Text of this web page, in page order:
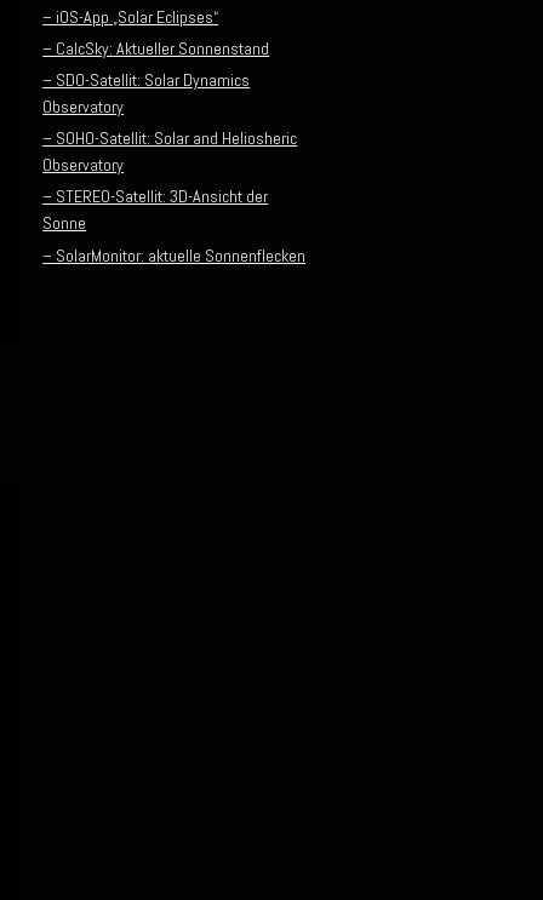
– iOS-App „Solar Eclipses“
– CalcSky: Aktueller Sonnenstand
– SDO-Satellit: Solar Dynamics
Observatory
– SOHO-Satellit: Solar and Heliosheric
Observatory
– STEREO-Satellit: 3D-Ansicht der
Sonne
– SolarMonitor: aktuelle Sonnenflecken